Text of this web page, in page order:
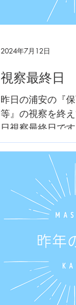
視察最終日
昨日の浦安の『
等』の視察を終
日視察最終日で
いります！
2024年7月12日